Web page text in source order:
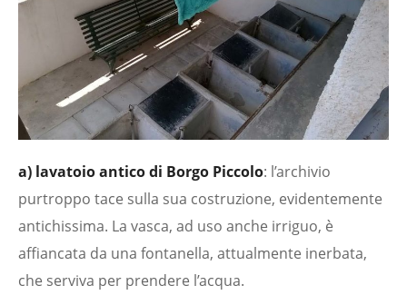
a) lavatoio antico di Borgo Piccolo: l’archivio
purtroppo tace sulla sua costruzione, evidentemente
antichissima. La vasca, ad uso anche irriguo, è
affiancata da una fontanella, attualmente inerbata,
che serviva per prendere l’acqua.